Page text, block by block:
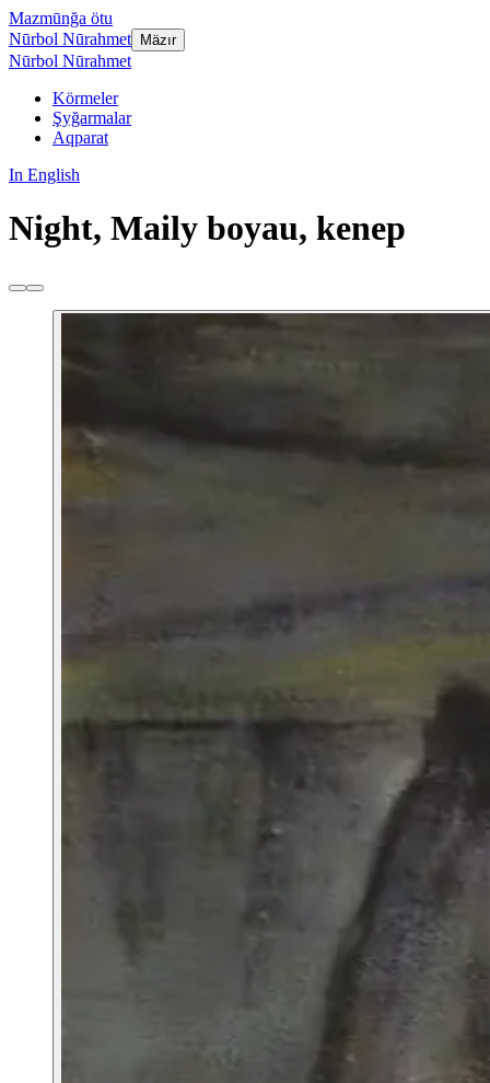
Mazmūnğa ötu
Nūrbol Nūrahmet
Mäzır
Nūrbol Nūrahmet
Körmeler
Şyğarmalar
Aqparat
In English
Night, Maily boyau, kenep